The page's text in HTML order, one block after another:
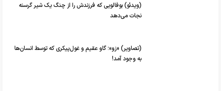
(ویدئو) بوفالویی که فرزندش را از چنگ یک شیر گرسنه
نجات می‌دهد
(تصاویر) «زو»؛ گاو عقیم و غول‌پیکری که توسط انسان‌ها
به وجود آمد!